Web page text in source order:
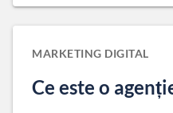
MARKETING DIGITAL
Ce este o